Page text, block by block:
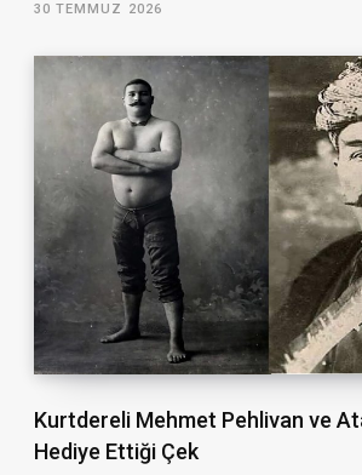
30 TEMMUZ 2026
Kurtdereli Mehmet Pehlivan ve
Hediye Ettiği Çek